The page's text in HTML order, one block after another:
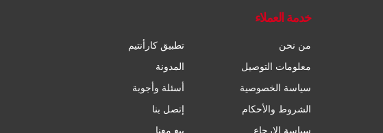
خدمة العملاء
من نحن
تطبيق كارأنتيم
معلومات التوصيل
المدونة
سياسة الخصوصية
أسئلة وأجوبة
الشروط والأحكام
إتصل بنا
سياسة الإرجاع
بيع معنا